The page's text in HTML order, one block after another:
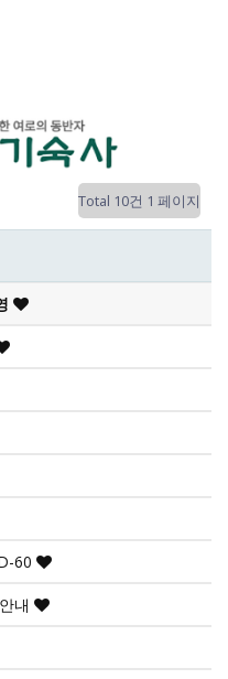
Total 10건 1 페이지
60
내